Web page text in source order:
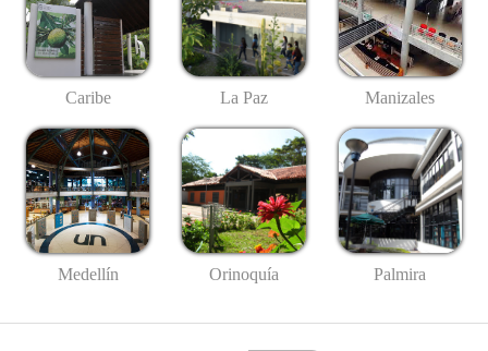
Caribe La Paz Manizales
Medellín Orinoquía Palmira